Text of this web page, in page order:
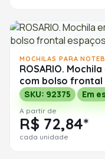
MOCHILAS PARA
ROSARIO.
com bolso frontal
SKU: 92375 Em
A partir de
R$ 72,84*
cada unidade